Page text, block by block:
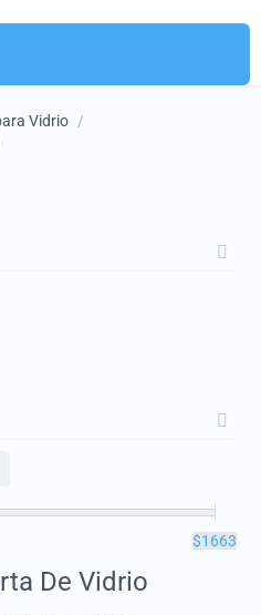
Vidrio /
‎$1663
De Vidrio